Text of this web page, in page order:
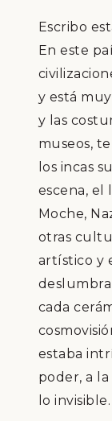
Escribo
En este
y está
y las
museos,
los incas
escena, el
Moche,
otras
artístico y
cada
estaba
poder, a
lo invisible.